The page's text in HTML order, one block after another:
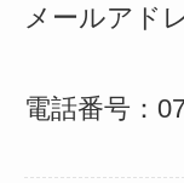
メールアド
電話番号：